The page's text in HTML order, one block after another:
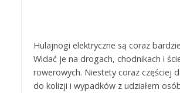
Hulajnogi elektryczne są coraz
Widać je na drogach, chodnikach i
rowerowych. Niestety coraz częściej
do kolizji i wypadków z udziałem